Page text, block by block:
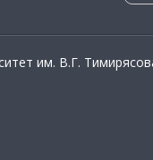
им. В.Г.